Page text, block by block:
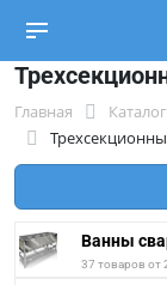
Главная Каталог
Ванны
37 товаров от